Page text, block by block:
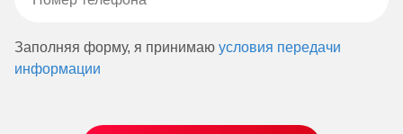
Заполняя форму, я принимаю условия передачи
информации